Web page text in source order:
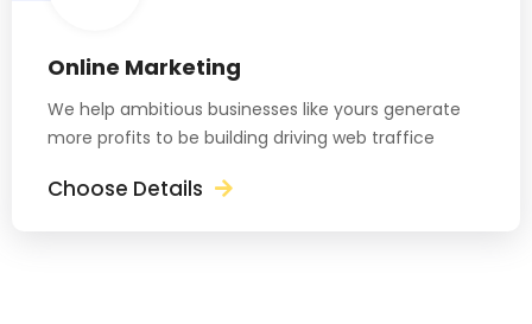
Online Marketing
We help ambitious businesses like yours generate
more profits to be building driving web traffice
Choose Details